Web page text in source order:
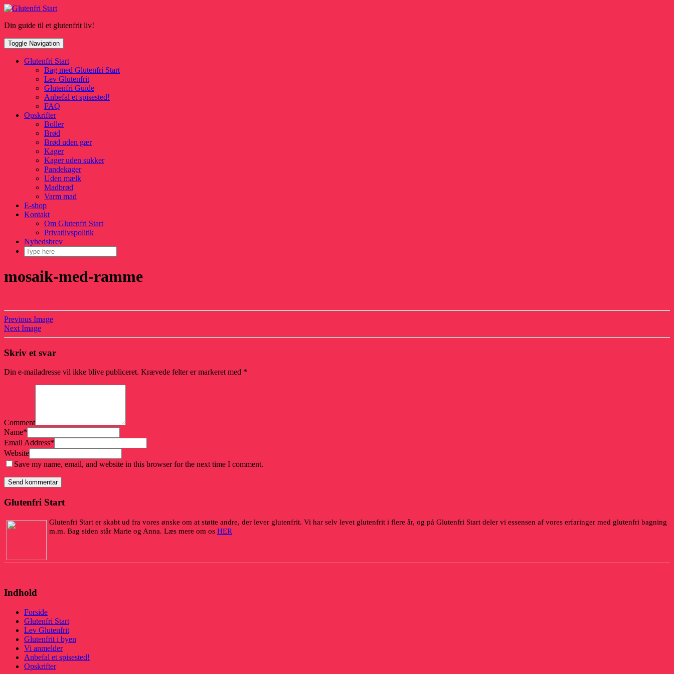
Skip
content
Din guide til et glutenfrit liv!
Toggle Navigation
Glutenfri Start
Bag med Glutenfri Start
Lev Glutenfrit
Glutenfri Guide
Anbefal et spisested!
FAQ
Opskrifter
Boller
Brød
Brød uden gær
Kager
Kager uden sukker
Pandekager
Uden mælk
Madbrød
Varm mad
E-shop
Kontakt
Om Glutenfri Start
Privatlivspolitik
Nyhedsbrev
mosaik-med-ramme
Previous Image
Next Image
Skriv et svar
Din e-mailadresse vil ikke blive publiceret. Krævede felter er markeret med *
Comment
Name*
Email Address*
Website
Save my name, email, and website in this browser for the next time I comment.
Glutenfri Start
Glutenfri Start er skabt ud fra vores ønske om at støtte andre, der lever glutenfrit. Vi har selv levet glutenfrit i flere år, og på Glutenfri Start deler vi essensen af vores erfaringer med glutenfri bagning
m.m. Bag siden står Marie og Anna. Læs mere om os HER
Indhold
Forside
Glutenfri Start
Lev Glutenfrit
Glutenfrit i byen
Vi anmelder
Anbefal et spisested!
Opskrifter